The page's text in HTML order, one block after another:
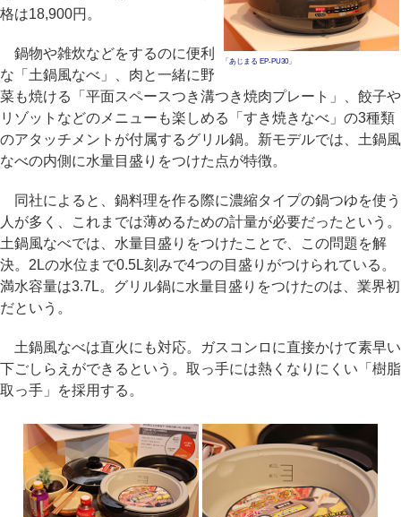
「あじまる EP-PU30」
格は18,900円。
鍋物や雑炊などをするのに便利
な「土鍋風なべ」、肉と一緒に野
菜も焼ける「平面スペースつき溝つき焼肉プレート」、餃子や
リゾットなどのメニューも楽しめる「すき焼きなべ」の3種類
のアタッチメントが付属するグリル鍋。新モデルでは、土鍋風
なべの内側に水量目盛りをつけた点が特徴。
同社によると、鍋料理を作る際に濃縮タイプの鍋つゆを使う
人が多く、これまでは薄めるための計量が必要だったという。
土鍋風なべでは、水量目盛りをつけたことで、この問題を解
決。2Lの水位まで0.5L刻みで4つの目盛りがつけられている。
満水容量は3.7L。グリル鍋に水量目盛りをつけたのは、業界初
だという。
土鍋風なべは直火にも対応。ガスコンロに直接かけて素早い
下ごしらえができるという。取っ手には熱くなりにくい「樹脂
取っ手」を採用する。